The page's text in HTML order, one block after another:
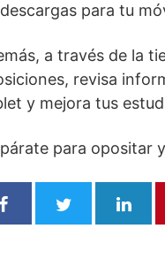
para tu
a través de la
revisa
y mejora tus
para opositar